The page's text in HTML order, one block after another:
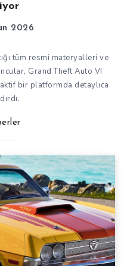
2026
tüm resmi materyalleri ve
Grand Theft Auto VI
bir platformda detaylıca